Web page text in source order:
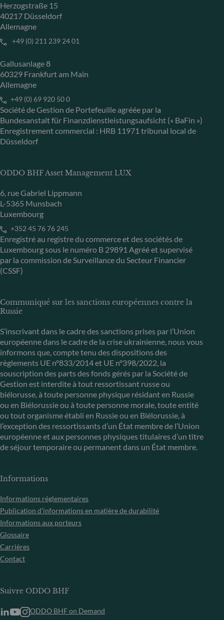
Herzogstraße 15
40217 Düsseldorf
Allemagne
+49 (0) 211 239 24 01
Gallusanlage 8
60329 Frankfurt am Main
Allemagne
+49 (0) 69 920 50 0
Société de Gestion de Portefeuille agréée par la
Bundesanstalt für Finanzdienstleistungsaufsicht (« BaFin »)
Enregistrement commercial : HRB 11971 tribunal local de
Düsseldorf
ODDO BHF Asset Management LUX
6, rue Gabriel Lippmann
L-5365 Munsbach
Luxembourg
+352 45 76 76 245
Enregistré au registre du commerce et des sociétés de
Luxembourg sous le numéro B 29891 Agréé et supervisé
par la commission de Surveillance du Secteur Financier
(CSSF)
Communiqué sur les sanctions européennes contre la
Russie
S’inscrivant dans le cadre des sanctions prises par l’Union
européenne dans le cadre de la crise ukrainienne, nous vous
informons que, compte tenu des dispositions des
règlements UE n°833/2014 et UE n°398/2022, la
souscription des parts des fonds gérés par la Société de
Gestion est interdite à tout ressortissant russe ou
biélorusse, à toute personne physique résidant en Russie
ou en Biélorussie ou à toute personne morale, toute entité
ou tout organisme établi en Russie ou en Biélorussie, à
l’exception des ressortissants d’un État membre de l’Union
européenne et aux personnes physiques titulaires d’un titre
de séjour temporaire ou permanent dans un État membre.
Informations
Informations réglementaires
Publication d’informations en matière de durabilité
Informations aux porteurs
Glossaire
Carrières
Contact
Suivre ODDO BHF
ODDO BHF on Demand